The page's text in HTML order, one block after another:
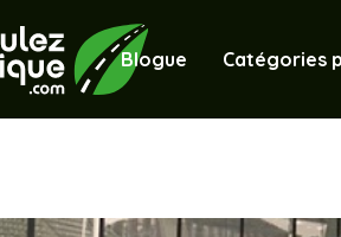
Blogue Catégories